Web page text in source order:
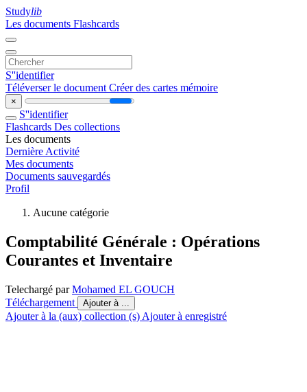
Studylib
Les documents Flashcards
S''identifier
Téléverser le document Créer des cartes mémoire
×
S''identifier
Flashcards Des collections
Les documents
Dernière Activité
Mes documents
Documents sauvegardés
Profil
Aucune catégorie
Comptabilité Générale : Opérations
Courantes et Inventaire
Telechargé parMohamed EL GOUCH
Téléchargement
Ajouter à ...
Ajouter à la (aux) collection (s) Ajouter à enregistré